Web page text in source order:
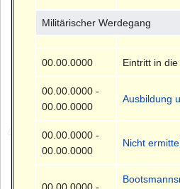
Militärischer Werdegang
00.00.0000 Eintritt in die
00.00.0000 -
00.00.0000
Ausbildung
00.00.0000 -
00.00.0000
Nicht